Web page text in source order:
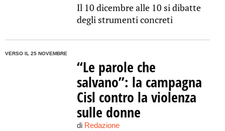
Il 10 dicembre alle 10 si dibatte
degli strumenti concreti
VERSO IL 25 NOVEMBRE
“Le parole che
salvano”: la campagna
Cisl contro la violenza
sulle donne
di Redazione